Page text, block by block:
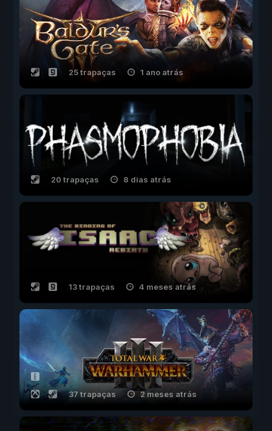
25 trapaças 1 ano atrás
20 trapaças 8 dias atrás
13 trapaças 4 meses atrás
37 trapaças 2 meses atrás